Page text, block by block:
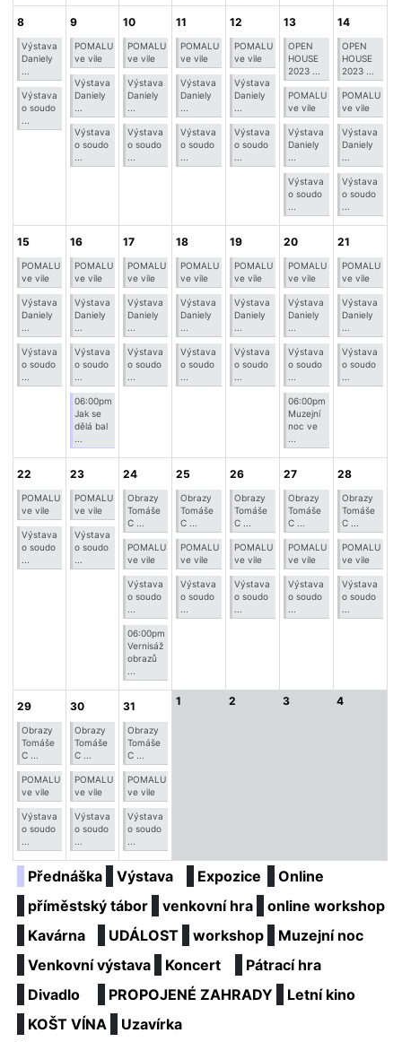
8
Výstava
Daniely
Výstava
o soudo
9
POMALU
ve vile
Výstava
Daniely
Výstava
o soudo
10
POMALU
ve vile
Výstava
Daniely
Výstava
o soudo
11
POMALU
ve vile
Výstava
Daniely
Výstava
o soudo
12
POMALU
ve vile
Výstava
Daniely
Výstava
o soudo
13
OPEN
HOUSE
2023 ...
POMALU
ve vile
Výstava
Daniely
Výstava
o soudo
14
OPEN
HOUSE
2023 ...
POMALU
ve vile
Výstava
Daniely
Výstava
o soudo
15
POMALU
ve vile
Výstava
Daniely
Výstava
o soudo
16
POMALU
ve vile
Výstava
Daniely
Výstava
o soudo
06:00pm
Jak se
dělá bal
17
POMALU
ve vile
Výstava
Daniely
Výstava
o soudo
18
POMALU
ve vile
Výstava
Daniely
Výstava
o soudo
19
POMALU
ve vile
Výstava
Daniely
Výstava
o soudo
20
POMALU
ve vile
Výstava
Daniely
Výstava
o soudo
06:00pm
Muzejní
noc ve
21
POMALU
ve vile
Výstava
Daniely
Výstava
o soudo
22
POMALU
ve vile
Výstava
o soudo
23
POMALU
ve vile
Výstava
o soudo
24
Obrazy
Tomáše
C ...
POMALU
ve vile
Výstava
o soudo
06:00pm
Vernisáž
obrazů
25
Obrazy
Tomáše
C ...
POMALU
ve vile
Výstava
o soudo
26
Obrazy
Tomáše
C ...
POMALU
ve vile
Výstava
o soudo
27
Obrazy
Tomáše
C ...
POMALU
ve vile
Výstava
o soudo
28
Obrazy
Tomáše
C ...
POMALU
ve vile
Výstava
o soudo
29
Obrazy
Tomáše
C ...
POMALU
ve vile
Výstava
o soudo
30
Obrazy
Tomáše
C ...
POMALU
ve vile
Výstava
o soudo
31
Obrazy
Tomáše
C ...
POMALU
ve vile
Výstava
o soudo
1 2 3 4
Přednáška Výstava Expozice
Online
příměstský tábor
venkovní hra
online workshop
Kavárna
UDÁLOST workshop
Muzejní noc
Venkovní výstava
Koncert
Pátrací hra
Divadlo
PROPOJENÉ ZAHRADY
Letní kino
KOŠT VÍNA
Uzavírka